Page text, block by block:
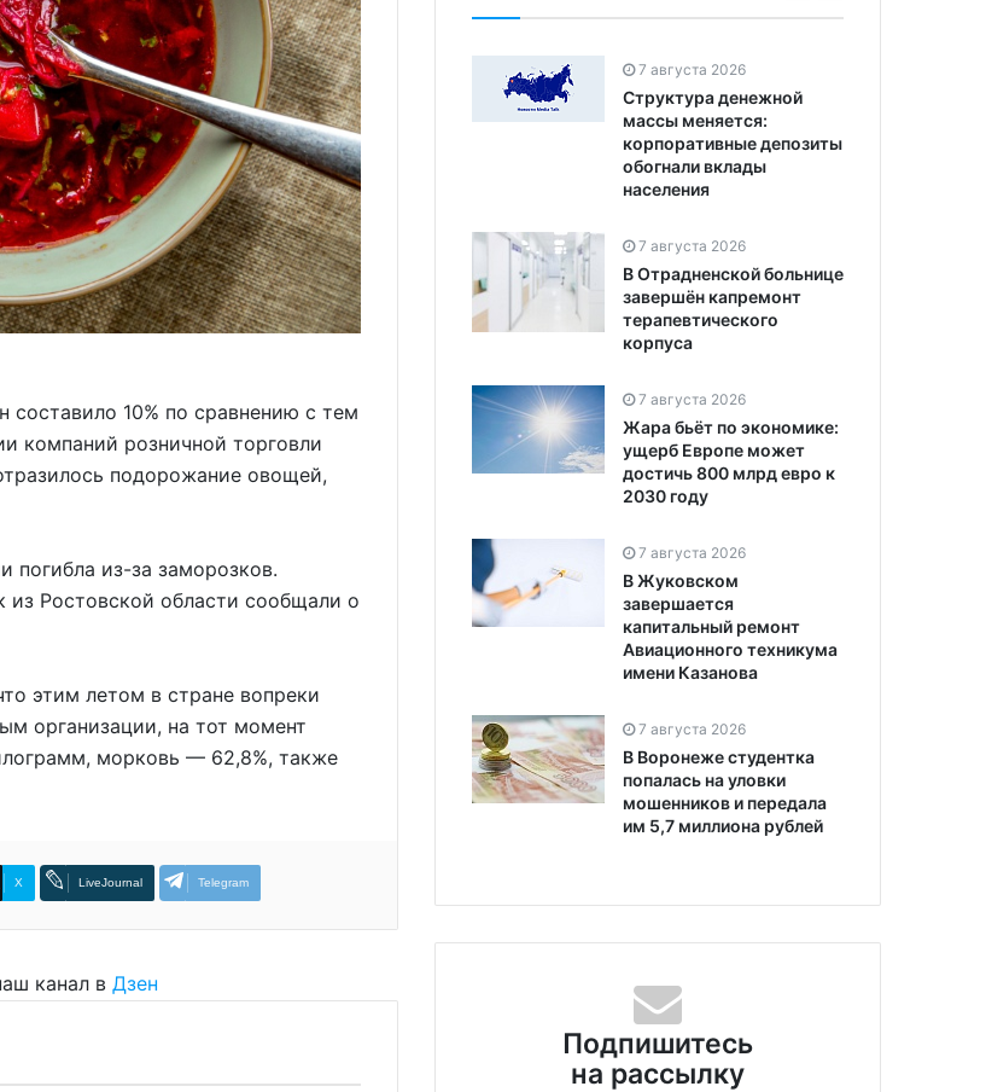
составило 10% по сравнению с тем
компаний розничной торговли
подорожание овощей,
погибла из-за заморозков.
Ростовской области сообщали о
этим летом в стране вопреки
организации, на тот момент
морковь — 62,8%, также
X LiveJournal Telegram
канал в Дзен
7 августа 2026
Структура денежной
массы меняется:
корпоративные депозиты
обогнали вклады
населения
7 августа 2026
В Отрадненской больнице
завершён капремонт
терапевтического
корпуса
7 августа 2026
Жара бьёт по экономике:
ущерб Европе может
достичь 800 млрд евро к
2030 году
7 августа 2026
В Жуковском
завершается
капитальный ремонт
Авиационного техникума
имени Казанова
7 августа 2026
В Воронеже студентка
попалась на уловки
мошенников и передала
им 5,7 миллиона рублей
Подпишитесь
на рассылку